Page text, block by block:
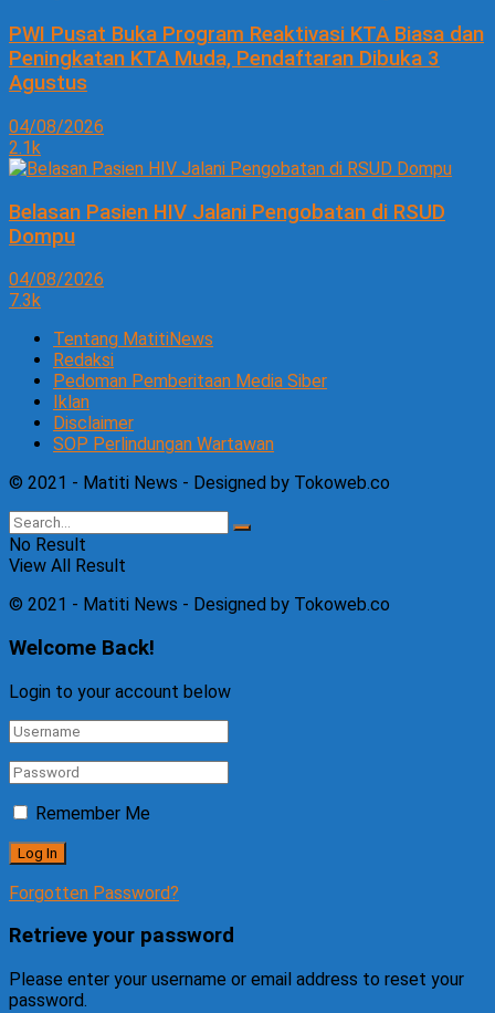
PWI Pusat Buka Program Reaktivasi KTA Biasa dan
Peningkatan KTA Muda, Pendaftaran Dibuka 3
Agustus
04/08/2026
2.1k
Belasan Pasien HIV Jalani Pengobatan di RSUD
Dompu
04/08/2026
7.3k
Tentang MatitiNews
Redaksi
Pedoman Pemberitaan Media Siber
Iklan
Disclaimer
SOP Perlindungan Wartawan
© 2021 - Matiti News - Designed by Tokoweb.co
No Result
View All Result
© 2021 - Matiti News - Designed by Tokoweb.co
Welcome Back!
Login to your account below
Remember Me
Forgotten Password?
Retrieve your password
Please enter your username or email address to reset your
password.